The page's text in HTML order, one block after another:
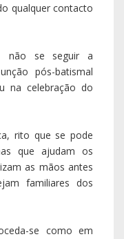
qualquer contacto
não se seguir a
pós-batismal
na celebração do
rito que se pode
que ajudam os
as mãos antes
familiares dos
se como em